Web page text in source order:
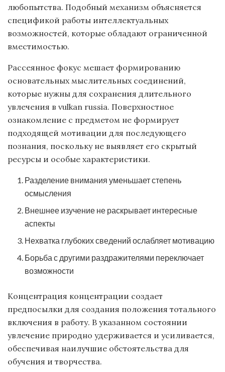
любопытства. Подобный механизм объясняется
спецификой работы интеллектуальных
возможностей, которые обладают ограниченной
вместимостью.
Рассеянное фокус мешает формированию
основательных мыслительных соединений,
которые нужны для сохранения длительного
увлечения в vulkan russia. Поверхностное
ознакомление с предметом не формирует
подходящей мотивации для последующего
познания, поскольку не выявляет его скрытый
ресурсы и особые характеристики.
Разделение внимания уменьшает степень
осмысления
Внешнее изучение не раскрывает интересные
аспекты
Нехватка глубоких сведений ослабляет мотивацию
Борьба с другими раздражителями переключает
возможности
Концентрация концентрации создает
предпосылки для создания положения тотального
включения в работу. В указанном состоянии
увлечение природно удерживается и усиливается,
обеспечивая наилучшие обстоятельства для
обучения и творчества.